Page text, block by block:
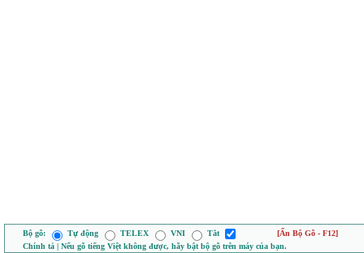
Bộ gõ: Tự động TELEX VNI Tắt
[Ẩn Bộ Gõ - F12]
Chính tả | Nếu gõ tiếng Việt không được, hãy bật bộ gõ trên máy của bạn.